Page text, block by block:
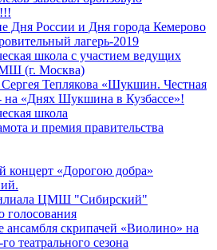
Дня России и Дня города Кемерово
лагерь-2019
школа с участием ведущих
(г. Москва)
Теплякова «Шукшин. Честная
на «Днях Шукшина в Кузбассе»!
школа
и премия правительства
концерт «Дорогою добра»
ЦМШ "Сибирский"
голосования
ансамбля скрипачей «Виолино» на
театрального сезона